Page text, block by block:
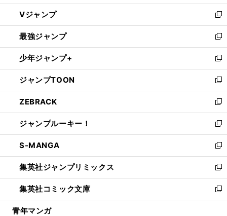
ウ
ィ
ン
ド
ウ
で
開
く
し
い
ウ
ィ
ン
ド
ウ
で
開
く
Vジャンプ
新
し
い
ウ
ィ
ン
ド
ウ
で
開
く
最強ジャンプ
新
し
い
ウ
ィ
ン
ド
ウ
で
開
く
少年ジャンプ+
新
し
い
ウ
ィ
ン
ド
ウ
で
開
く
ジャンプTOON
新
し
い
ウ
ィ
ン
ド
ウ
で
開
く
ZEBRACK
新
し
い
ウ
ィ
ン
ド
ウ
で
開
ジャンプルーキー！
新
し
い
ウ
ィ
ン
ド
ウ
S-MANGA
新
し
い
ウ
ィ
ン
集英社ジャンプリミックス
新
し
い
ウ
集英社コミック文庫
新
し
青年マンガ